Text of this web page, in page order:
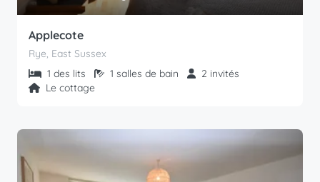
Applecote
Rye, East Sussex
1 des lits
1 salles de bain
2 invités
Le cottage